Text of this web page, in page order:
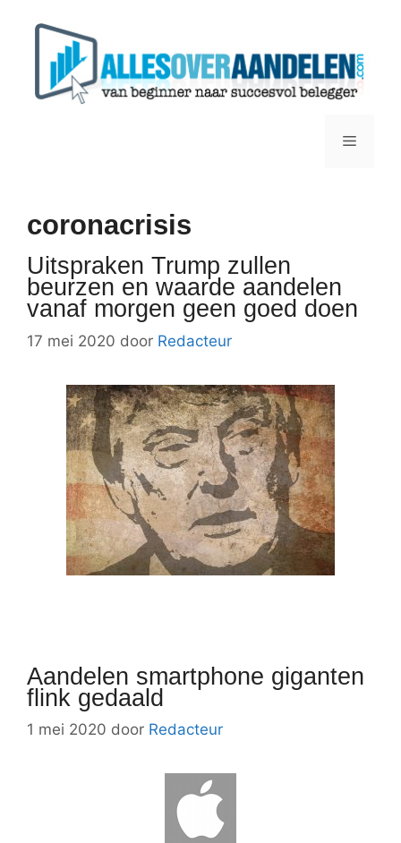
Menu
coronacrisis
Uitspraken Trump zullen
beurzen en waarde aandelen
vanaf morgen geen goed doen
17 mei 2020 door Redacteur
Aandelen smartphone giganten
flink gedaald
1 mei 2020 door Redacteur